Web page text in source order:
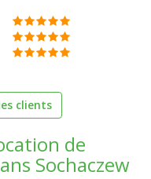
clients
de
Sochaczew